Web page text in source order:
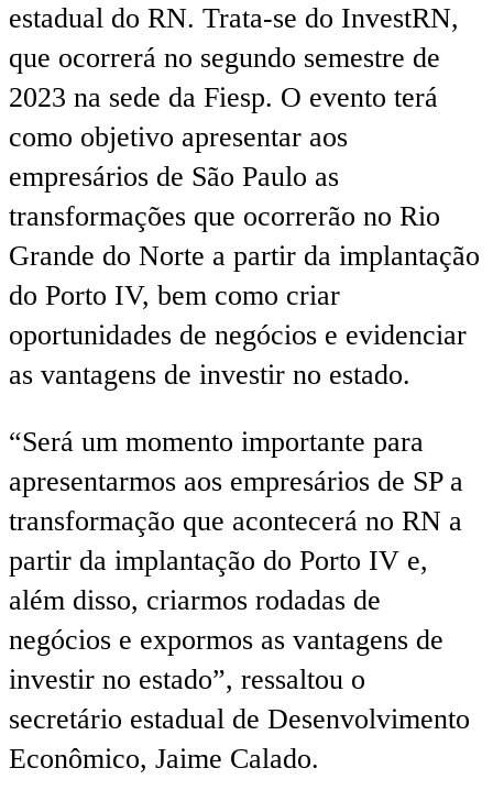
estadual do RN. Trata-se do InvestRN,
que ocorrerá no segundo semestre de
2023 na sede da Fiesp. O evento terá
como objetivo apresentar aos
empresários de São Paulo as
transformações que ocorrerão no Rio
Grande do Norte a partir da implantação
do Porto IV, bem como criar
oportunidades de negócios e evidenciar
as vantagens de investir no estado.
“Será um momento importante para
apresentarmos aos empresários de SP a
transformação que acontecerá no RN a
partir da implantação do Porto IV e,
além disso, criarmos rodadas de
negócios e expormos as vantagens de
investir no estado”, ressaltou o
secretário estadual de Desenvolvimento
Econômico, Jaime Calado.